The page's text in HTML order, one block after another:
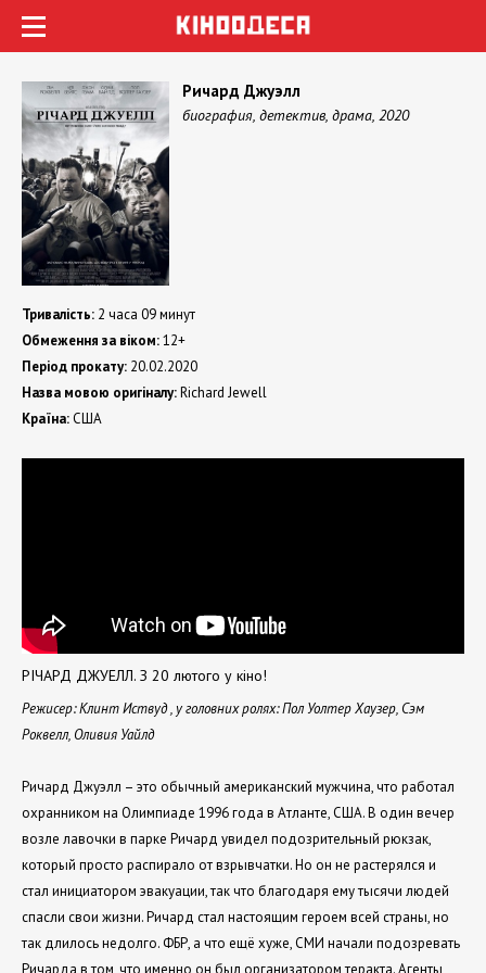
Ричард Джуэлл
биография, детектив, драма, 2020
Тривалість: 2 часа 09 минут
Обмеження за віком:12+
Період прокату: 20.02.2020
Назва мовою оригіналу:Richard Jewell
Країна:США
РІЧАРД ДЖУЕЛЛ. З 20 лютого у кіно!
Режисер: Клинт Иствуд , у головних ролях: Пол Уолтер Хаузер, Сэм
Роквелл, Оливия Уайлд
Ричард Джуэлл – это обычный американский мужчина, что работал
охранником на Олимпиаде 1996 года в Атланте, США. В один вечер
возле лавочки в парке Ричард увидел подозрительный рюкзак,
который просто распирало от взрывчатки. Но он не растерялся и
стал инициатором эвакуации, так что благодаря ему тысячи людей
спасли свои жизни. Ричард стал настоящим героем всей страны, но
так длилось недолго. ФБР, а что ещё хуже, СМИ начали подозревать
Ричарда в том, что именно он был организатором теракта. Агенты